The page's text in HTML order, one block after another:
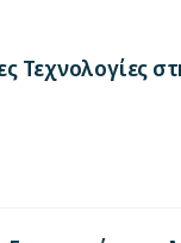
Τεχνολογίες